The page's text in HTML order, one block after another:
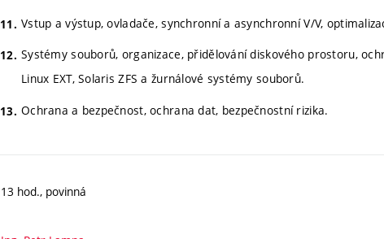
Vstup a výstup, ovladače, synchronní a asynchronní V/V,
Systémy souborů, organizace, přidělování diskového prostoru,
Linux EXT, Solaris ZFS a žurnálové systémy souborů.
Ochrana a bezpečnost, ochrana dat, bezpečnostní rizika.
13 hod., povinná